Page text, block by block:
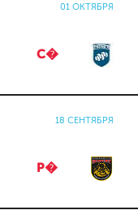
01 ОКТЯБРЯ
С�
18 СЕНТЯБРЯ
Р�